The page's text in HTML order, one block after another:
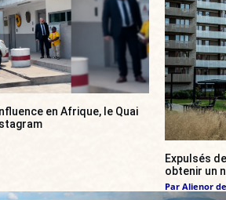
en Afrique, le Quai
Expulsés
obtenir un
Par Alienor